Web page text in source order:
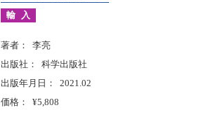
輸入
著者
李亮
出版社
科学出版社
出版年月日
2021.02
価格
¥5,808